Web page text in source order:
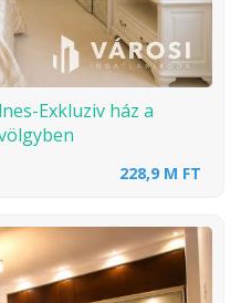
Exkluziv ház a
228,9 M FT